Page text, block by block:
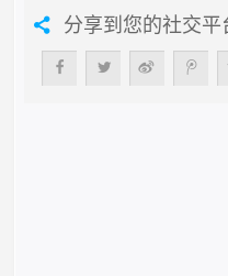
分享到您的社交平